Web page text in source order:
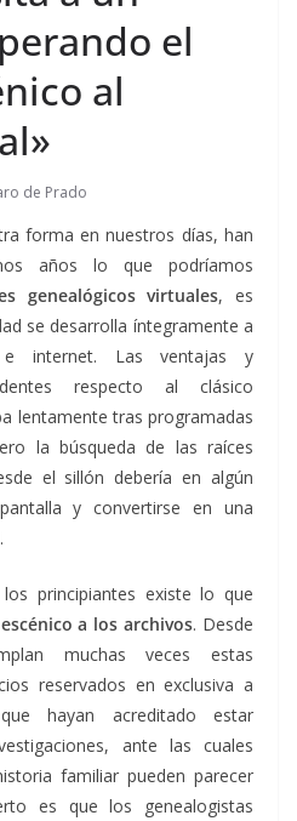
el
al
de Prado
forma en nuestros días, han
años lo que podríamos
genealógicos virtuales, es
se desarrolla íntegramente a
internet. Las ventajas y
respecto al clásico
lentamente tras programadas
la búsqueda de las raíces
el sillón debería en algún
y convertirse en una
principiantes existe lo que
a los archivos. Desde
muchas veces estas
reservados en exclusiva a
hayan acreditado estar
ante las cuales
familiar pueden parecer
es que los genealogistas